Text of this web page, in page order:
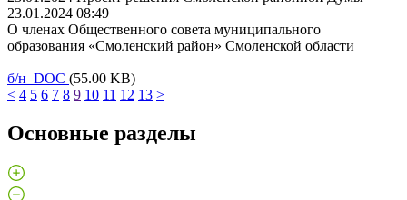
23.01.2024 08:49
О членах Общественного совета муниципального
образования «Смоленский район» Смоленской области
б/н DOC (55.00 KB)
< 4 5 6 7 8 9 10 11 12 13 >
Основные разделы